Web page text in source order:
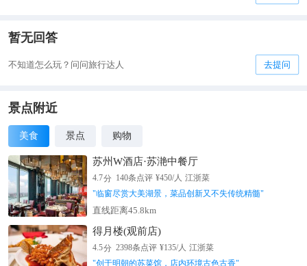
暂无回答
不知道怎么玩？问问旅行达人 去提问
景点附近
美食 景点 购物
苏州W酒店·苏滟中餐厅
4.7分 140条点评 ¥450/人 江浙菜
"临窗尽赏大美湖景，菜品创新又不失传统精髓"
直线距离45.8km
得月楼(观前店)
4.5分 2398条点评 ¥135/人 江浙菜
"创于明朝的苏菜馆，店内环境古色古香"